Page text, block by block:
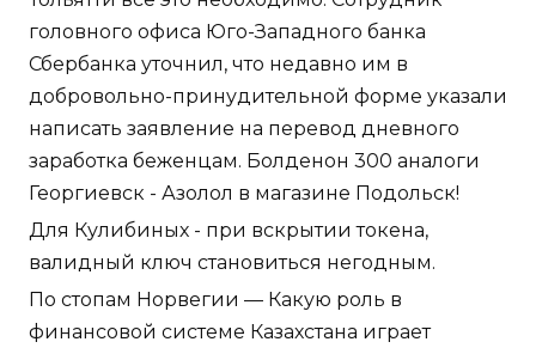
головного офиса Юго-Западного банка
Сбербанка уточнил, что недавно им в
добровольно-принудительной форме указали
написать заявление на перевод дневного
заработка беженцам. Болденон 300 аналоги
Георгиевск - Азолол в магазине Подольск!
Для Кулибиных - при вскрытии токена,
валидный ключ становиться негодным.
По стопам Норвегии — Какую роль в
финансовой системе Казахстана играет